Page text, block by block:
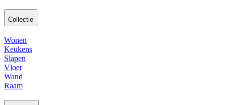
Collectie
Wonen
Keukens
Slapen
Vloer
Wand
Raam